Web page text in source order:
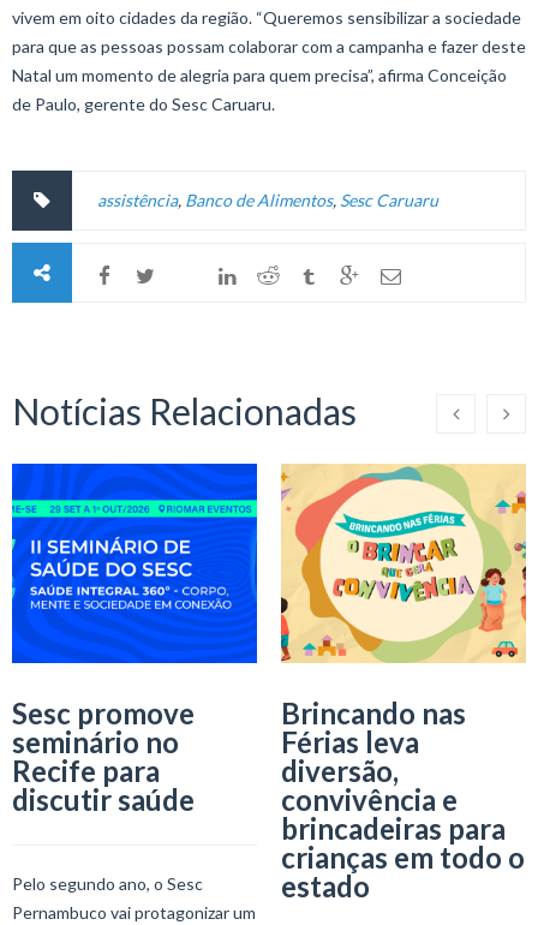
vivem em oito cidades da região. “Queremos sensibilizar a sociedade
para que as pessoas possam colaborar com a campanha e fazer deste
Natal um momento de alegria para quem precisa”, afirma Conceição
de Paulo, gerente do Sesc Caruaru.
assistência, Banco de Alimentos, Sesc Caruaru
Notícias Relacionadas
Sesc promove
seminário no
Recife para
discutir saúde
Pelo segundo ano, o Sesc
Pernambuco vai protagonizar um
Brincando nas
Férias leva
diversão,
convivência e
brincadeiras para
crianças em todo o
estado